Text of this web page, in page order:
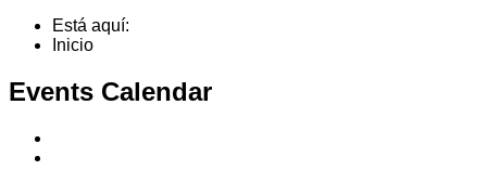
Está aquí:
Inicio
Events Calendar